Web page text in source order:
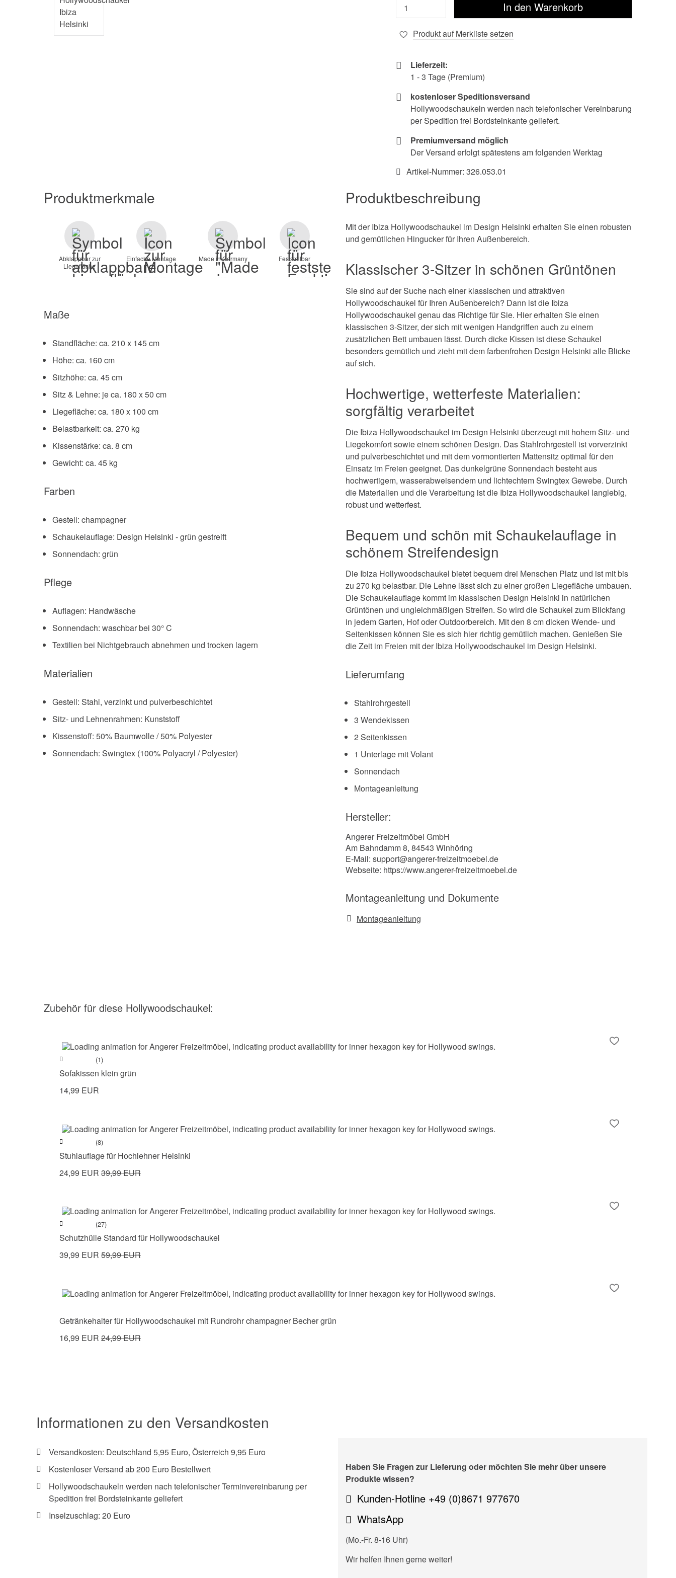
Produkt auf Merkliste setzen
Lieferzeit:
1 - 3 Tage (Premium)
kostenloser Speditionsversand
Hollywoodschaukeln werden nach telefonischer Vereinbarung
per Spedition frei Bordsteinkante geliefert.
Premiumversand möglich
Der Versand erfolgt spätestens am folgenden Werktag
Artikel-Nummer: 326.053.01
Produktmerkmale
Abklappbar zur
Liegefläche
Einfache Montage Made in Germany Feststellbar
Maße
Standfläche: ca. 210 x 145 cm
Höhe: ca. 160 cm
Sitzhöhe: ca. 45 cm
Sitz & Lehne: je ca. 180 x 50 cm
Liegefläche: ca. 180 x 100 cm
Belastbarkeit: ca. 270 kg
Kissenstärke: ca. 8 cm
Gewicht: ca. 45 kg
Farben
Gestell: champagner
Schaukelauflage: Design Helsinki - grün gestreift
Sonnendach: grün
Pflege
Auflagen: Handwäsche
Sonnendach: waschbar bei 30° C
Textilien bei Nichtgebrauch abnehmen und trocken lagern
Materialien
Gestell: Stahl, verzinkt und pulverbeschichtet
Sitz- und Lehnenrahmen: Kunststoff
Kissenstoff: 50% Baumwolle / 50% Polyester
Sonnendach: Swingtex (100% Polyacryl / Polyester)
Produktbeschreibung
Mit der Ibiza Hollywoodschaukel im Design Helsinki erhalten Sie einen robusten
und gemütlichen Hingucker für Ihren Außenbereich.
Klassischer 3-Sitzer in schönen Grüntönen
Sie sind auf der Suche nach einer klassischen und attraktiven
Hollywoodschaukel für Ihren Außenbereich? Dann ist die Ibiza
Hollywoodschaukel genau das Richtige für Sie. Hier erhalten Sie einen
klassischen 3-Sitzer, der sich mit wenigen Handgriffen auch zu einem
zusätzlichen Bett umbauen lässt. Durch dicke Kissen ist diese Schaukel
besonders gemütlich und zieht mit dem farbenfrohen Design Helsinki alle Blicke
auf sich.
Hochwertige, wetterfeste Materialien:
sorgfältig verarbeitet
Die Ibiza Hollywoodschaukel im Design Helsinki überzeugt mit hohem Sitz- und
Liegekomfort sowie einem schönen Design. Das Stahlrohrgestell ist vorverzinkt
und pulverbeschichtet und mit dem vormontierten Mattensitz optimal für den
Einsatz im Freien geeignet. Das dunkelgrüne Sonnendach besteht aus
hochwertigem, wasserabweisendem und lichtechtem Swingtex Gewebe. Durch
die Materialien und die Verarbeitung ist die Ibiza Hollywoodschaukel langlebig,
robust und wetterfest.
Bequem und schön mit Schaukelauflage in
schönem Streifendesign
Die Ibiza Hollywoodschaukel bietet bequem drei Menschen Platz und ist mit bis
zu 270 kg belastbar. Die Lehne lässt sich zu einer großen Liegefläche umbauen.
Die Schaukelauflage kommt im klassischen Design Helsinki in natürlichen
Grüntönen und ungleichmäßigen Streifen. So wird die Schaukel zum Blickfang
in jedem Garten, Hof oder Outdoorbereich. Mit den 8 cm dicken Wende- und
Seitenkissen können Sie es sich hier richtig gemütlich machen. Genießen Sie
die Zeit im Freien mit der Ibiza Hollywoodschaukel im Design Helsinki.
Lieferumfang
Stahlrohrgestell
3 Wendekissen
2 Seitenkissen
1 Unterlage mit Volant
Sonnendach
Montageanleitung
Hersteller:
Angerer Freizeitmöbel GmbH
Am Bahndamm 8, 84543 Winhöring
E-Mail: support@angerer-freizeitmoebel.de
Webseite: https://www.angerer-freizeitmoebel.de
Montageanleitung und Dokumente
Montageanleitung
Zubehör für diese Hollywoodschaukel:
(1)
Sofakissen klein grün
14,99 EUR
(8)
Stuhlauflage für Hochlehner Helsinki
24,99 EUR 39,99 EUR
(27)
Schutzhülle Standard für Hollywoodschaukel
39,99 EUR 59,99 EUR
Getränkehalter für Hollywoodschaukel mit Rundrohr champagner Becher grün
16,99 EUR 24,99 EUR
Informationen zu den Versandkosten
Versandkosten: Deutschland 5,95 Euro, Österreich 9,95 Euro
Kostenloser Versand ab 200 Euro Bestellwert
Hollywoodschaukeln werden nach telefonischer Terminvereinbarung per
Spedition frei Bordsteinkante geliefert
Inselzuschlag: 20 Euro
Haben Sie Fragen zur Lieferung oder möchten Sie mehr über unsere
Produkte wissen?
Kunden-Hotline +49 (0)8671 977670
WhatsApp
(Mo.-Fr. 8-16 Uhr)
Wir helfen Ihnen gerne weiter!